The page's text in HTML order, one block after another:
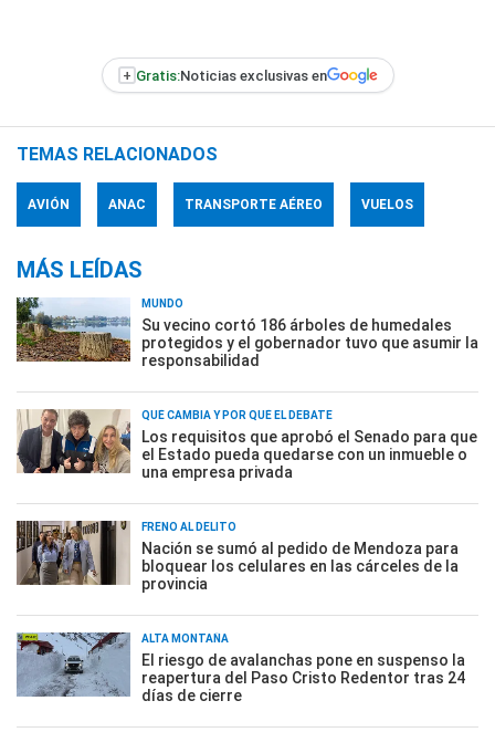
+ Gratis:Noticias exclusivas en
TEMAS RELACIONADOS
AVIÓN ANAC TRANSPORTE AÉREO VUELOS
MÁS LEÍDAS
MUNDO
Su vecino cortó 186 árboles de humedales
protegidos y el gobernador tuvo que asumir la
responsabilidad
QUÉ CAMBIA Y POR QUÉ EL DEBATE
Los requisitos que aprobó el Senado para que
el Estado pueda quedarse con un inmueble o
una empresa privada
FRENO AL DELITO
Nación se sumó al pedido de Mendoza para
bloquear los celulares en las cárceles de la
provincia
ALTA MONTAÑA
El riesgo de avalanchas pone en suspenso la
reapertura del Paso Cristo Redentor tras 24
días de cierre